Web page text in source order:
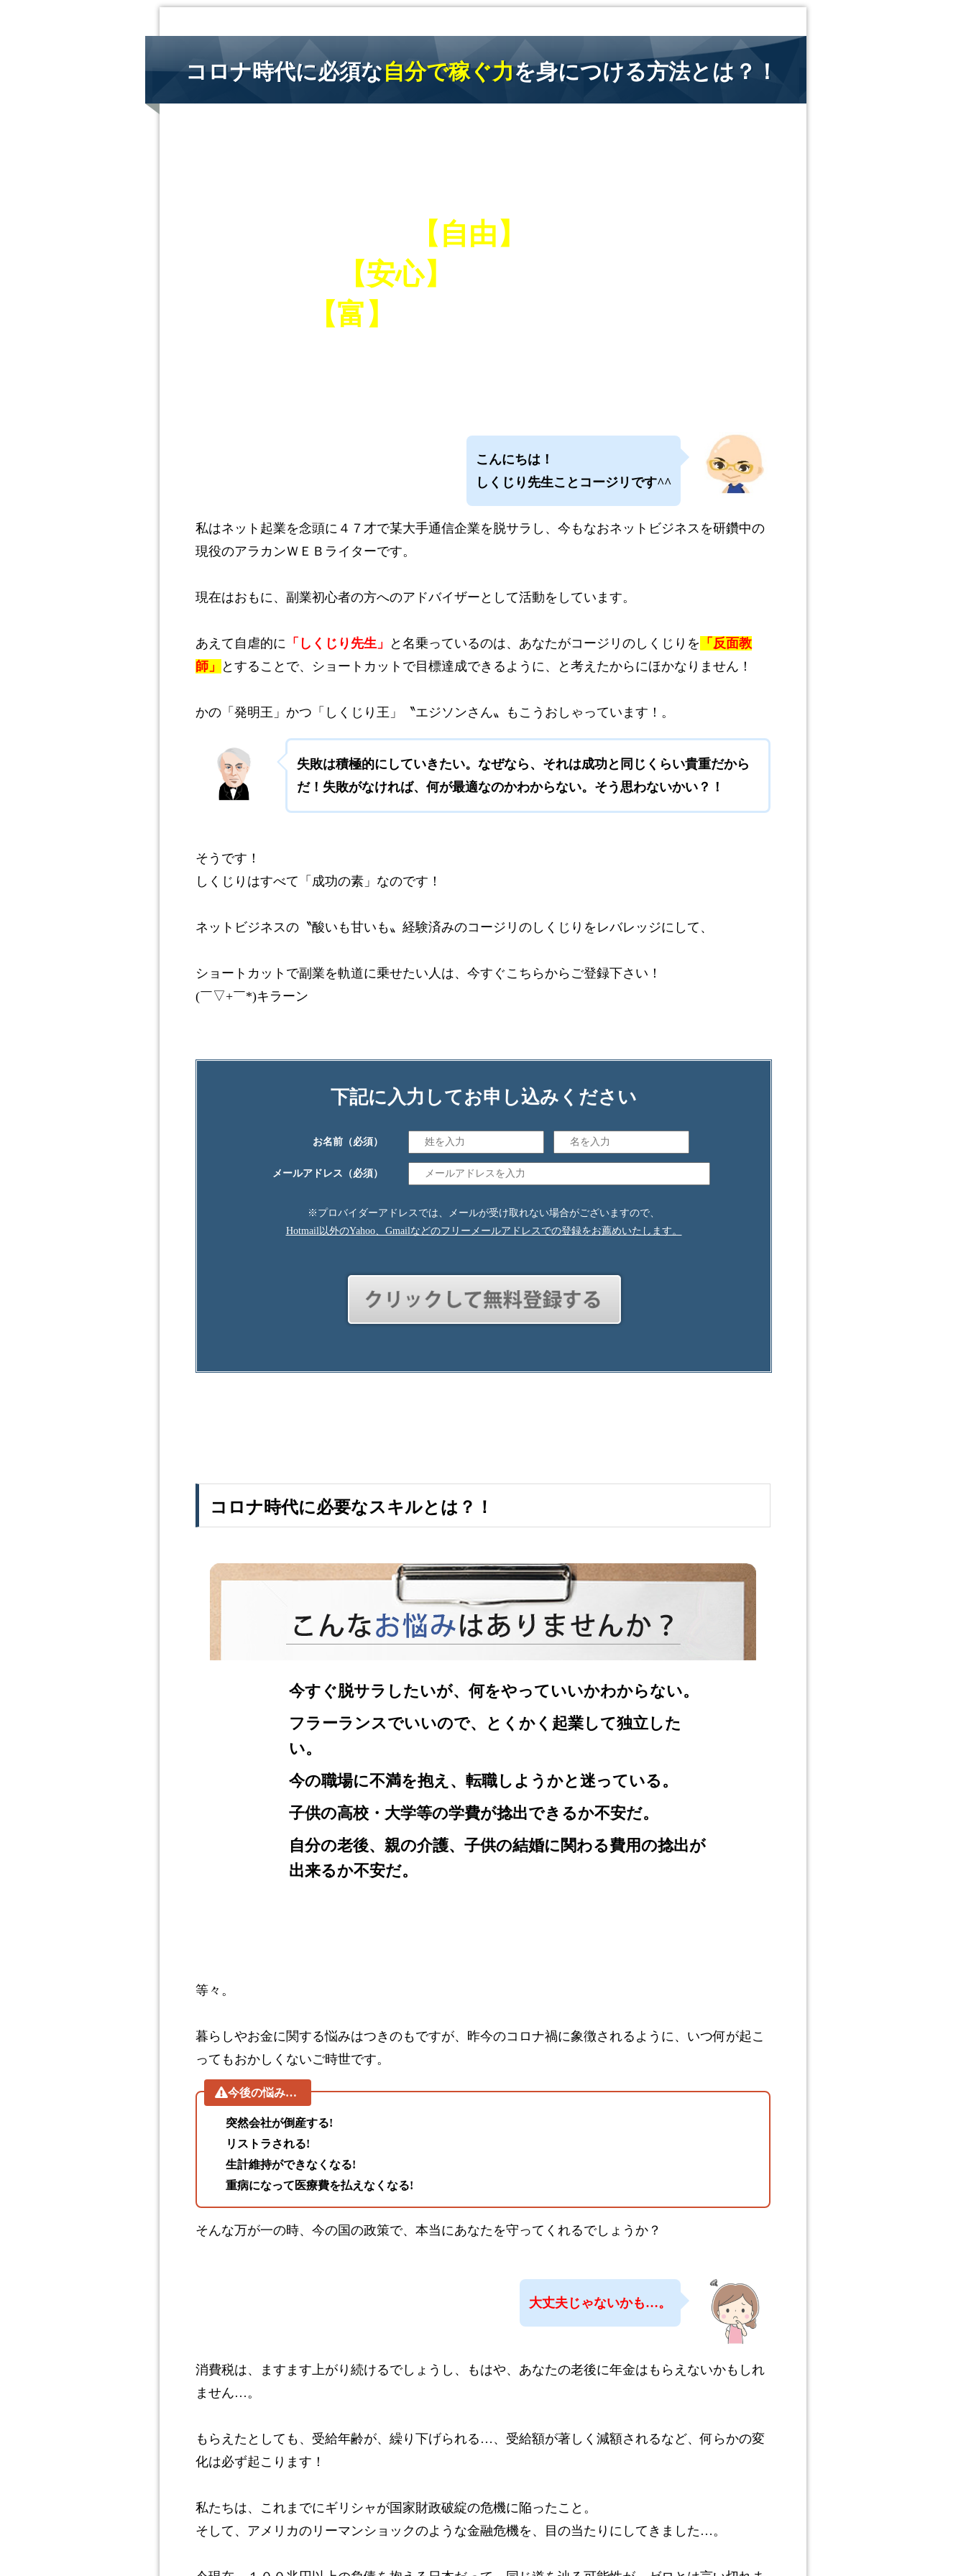
コロナ時代に必須な自分で稼ぐ力を身につける方法とは？！
【自由】
【安心】
【富】
こんにちは！
しくじり先生ことコージリです^^
私はネット起業を念頭に４７才で某大手通信企業を脱サラし、今もなおネットビジネスを研鑽中の
現役のアラカンＷＥＢライターです。
現在はおもに、副業初心者の方へのアドバイザーとして活動をしています。
あえて自虐的に 「しくじり先生」 と名乗っているのは、あなたがコージリのしくじりを 「反面教
師」
とすることで、ショートカットで目標達成できるように、と考えたからにほかなりません！
かの「発明王」かつ「しくじり王」〝エジソンさん〟もこうおしゃっています！。
失敗は積極的にしていきたい。なぜなら、それは成功と同じくらい貴重だから
だ！失敗がなければ、何が最適なのかわからない。そう思わないかい？！
そうです！
しくじりはすべて「成功の素」なのです！
ネットビジネスの〝酸いも甘いも〟経験済みのコージリのしくじりをレバレッジにして、
ショートカットで副業を軌道に乗せたい人は、今すぐこちらからご登録下さい！
(￣▽+￣*)キラーン
下記に入力してお申し込みください
お名前（必須）
メールアドレス （必須）
※プロバイダーアドレスでは、メールが受け取れない場合がございますので、
Hotmail以外のYahoo、Gmailなどのフリーメールアドレスでの登録をお薦めいたします。
コロナ時代に必要なスキルとは？！
今すぐ脱サラしたいが、何をやっていいかわからない。
フラーランスでいいので、とくかく起業して独立した
い。
今の職場に不満を抱え、転職しようかと迷っている。
子供の高校・大学等の学費が捻出できるか不安だ。
自分の老後、親の介護、子供の結婚に関わる費用の捻出が
出来るか不安だ。
等々。
暮らしやお金に関する悩みはつきのもですが、昨今のコロナ禍に象徴されるように、いつ何が起こ
ってもおかしくないご時世です。
今後の悩み…
突然会社が倒産する!
リストラされる!
生計維持ができなくなる!
重病になって医療費を払えなくなる!
そんな万が一の時、今の国の政策で、本当にあなたを守ってくれるでしょうか？
大丈夫じゃないかも…。
消費税は、ますます上がり続けるでしょうし、もはや、あなたの老後に年金はもらえないかもしれ
ません…。
もらえたとしても、受給年齢が、繰り下げられる…、受給額が著しく減額されるなど、何らかの変
化は必ず起こります！
私たちは、これまでにギリシャが国家財政破綻の危機に陥ったこと。
そして、アメリカのリーマンショックのような金融危機を、目の当たりにしてきました…。